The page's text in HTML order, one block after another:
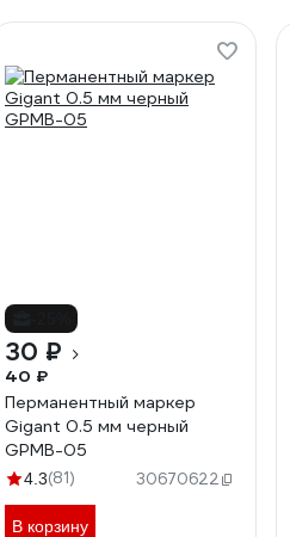
30 ₽
40 ₽
Перманентный маркер
Gigant 0.5 мм черный
GPMB-05
4.3(81) 30670622
В корзину